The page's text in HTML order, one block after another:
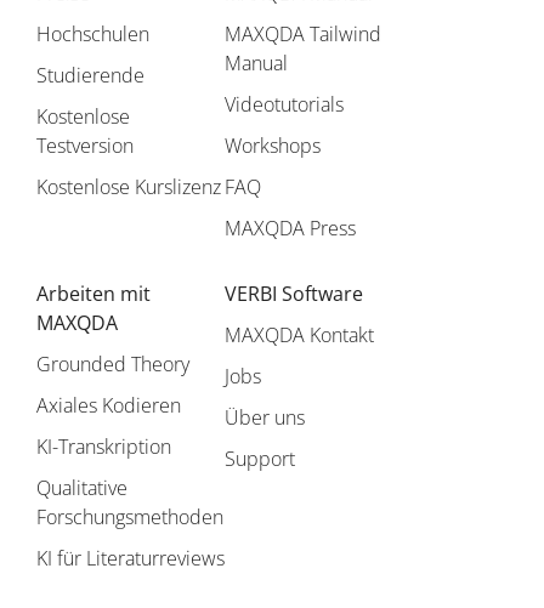
Hochschulen
Studierende
Kostenlose
Testversion
Kostenlose Kurslizenz
MAXQDA Tailwind
Manual
Videotutorials
Workshops
FAQ
MAXQDA Press
Arbeiten mit
MAXQDA
Grounded Theory
Axiales Kodieren
KI-Transkription
Qualitative
Forschungsmethoden
KI für Literaturreviews
VERBI Software
MAXQDA Kontakt
Jobs
Über uns
Support